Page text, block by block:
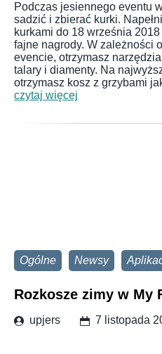
Podczas jesiennego eventu
sadzić i zbierać kurki.
kurkami do 18 września
fajne nagrody. W zależności
evencie, otrzymasz
talary i diamenty. Na
otrzymasz kosz z grzybami
czytaj więcej
Ogólne Newsy
Rozkosze zimy w My
upjers 7 listopada